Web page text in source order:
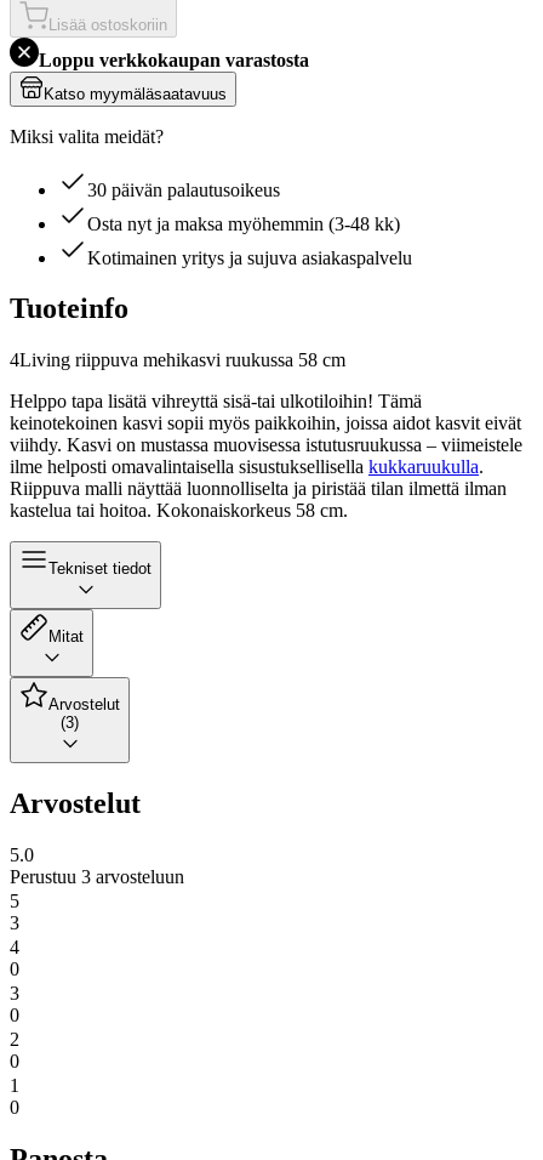
Lisää ostoskoriin
Loppu verkkokaupan varastosta
Katso myymäläsaatavuus
Miksi valita meidät?
30 päivän palautusoikeus
Osta nyt ja maksa myöhemmin (3-48 kk)
Kotimainen yritys ja sujuva asiakaspalvelu
Tuoteinfo
4Living riippuva mehikasvi ruukussa 58 cm
Helppo tapa lisätä vihreyttä sisä-tai ulkotiloihin! Tämä
keinotekoinen kasvi sopii myös paikkoihin, joissa aidot kasvit eivät
viihdy. Kasvi on mustassa muovisessa istutusruukussa – viimeistele
ilme helposti omavalintaisella sisustuksellisella kukkaruukulla.
Riippuva malli näyttää luonnolliselta ja piristää tilan ilmettä ilman
kastelua tai hoitoa. Kokonaiskorkeus 58 cm.
Tekniset tiedot
Mitat
Arvostelut
(3)
Arvostelut
5.0
Perustuu 3 arvosteluun
5
3
4
0
3
0
2
0
1
0